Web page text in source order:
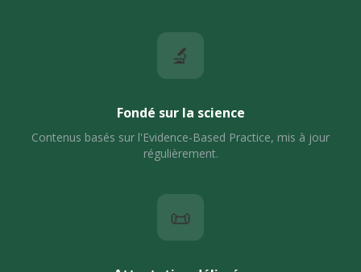
🔬
Fondé sur la science
Contenus basés sur l'Evidence-Based Practice, mis à jour
régulièrement.
📜